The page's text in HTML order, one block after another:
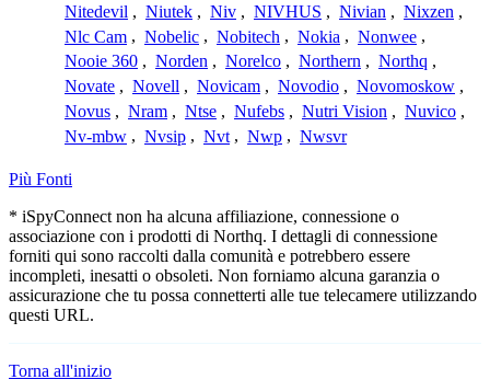
Nitedevil , Niutek , Niv , NIVHUS , Nivian , Nixzen ,
Nlc Cam , Nobelic , Nobitech , Nokia , Nonwee ,
Nooie 360 , Norden , Norelco , Northern , Northq ,
Novate , Novell , Novicam , Novodio , Novomoskow ,
Novus , Nram , Ntse , Nufebs , Nutri Vision , Nuvico ,
Nv-mbw , Nvsip , Nvt , Nwp , Nwsvr
Più Fonti
* iSpyConnect non ha alcuna affiliazione, connessione o
associazione con i prodotti di Northq. I dettagli di connessione
forniti qui sono raccolti dalla comunità e potrebbero essere
incompleti, inesatti o obsoleti. Non forniamo alcuna garanzia o
assicurazione che tu possa connetterti alle tue telecamere utilizzando
questi URL.
Torna all'inizio